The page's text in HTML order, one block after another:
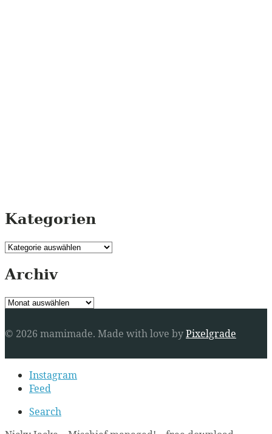
Kategorien
Kategorien
Archiv
Archiv
© 2026 mamimade. Made with love byPixelgrade
Secondary
navigationInstagram
Feed
Search